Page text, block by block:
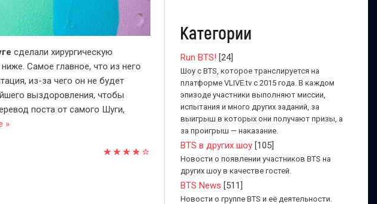
сделали хирургическую
Самое главное, что из него
из-за чего он не будет
выздоровления, чтобы
поста от самого Шуги,
»
Категории
Run BTS! [24]
Шоу с BTS, которое транслируется на
платформе VLIVE.tv с 2015 года. В каждом
эпизоде участники выполняют миссии,
испытания и много других заданий, за
выигрыш в которых они получают призы, а
за проигрыш — наказание.
BTS в других шоу [105]
Новости о появлении участников BTS на
других шоу в качестве гостей.
BTS News [511]
Новости о группе BTS и её деятельности.